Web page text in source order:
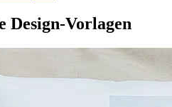
Design-Vorlagen